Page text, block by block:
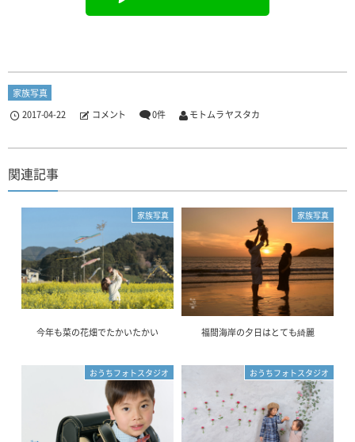
家族写真
2017-04-22
コメント 0件 モトムラ ヤスタカ
関連記事
家族写真
今年も菜の花畑でたかいたかい
家族写真
福間海岸の夕日はとても綺麗
おうちフォトスタジオ おうちフォトスタジオ